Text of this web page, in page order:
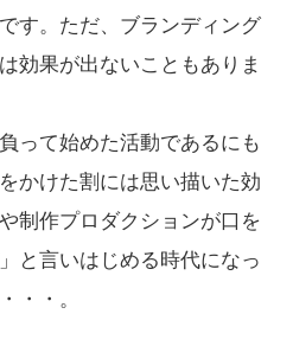
す。ただ、ブランディング
効果が出ないこともありま
って始めた活動であるにも
かけた割には思い描いた効
制作プロダクションが口を
と言いはじめる時代になっ
・・。